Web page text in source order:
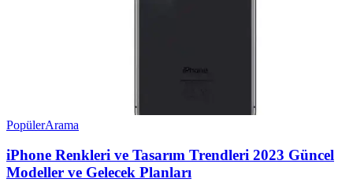
PopülerArama
iPhone Renkleri ve Tasarım Trendleri 2023 Güncel
Modeller ve Gelecek Planları